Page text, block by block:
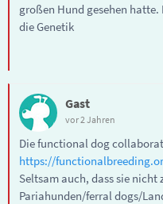
großen Hund gesehen
die Genetik
Gast
vor 2 Jahren
Die functional dog
https://
Seltsam auch, dass sie
Pariahunden/ferral dogs/